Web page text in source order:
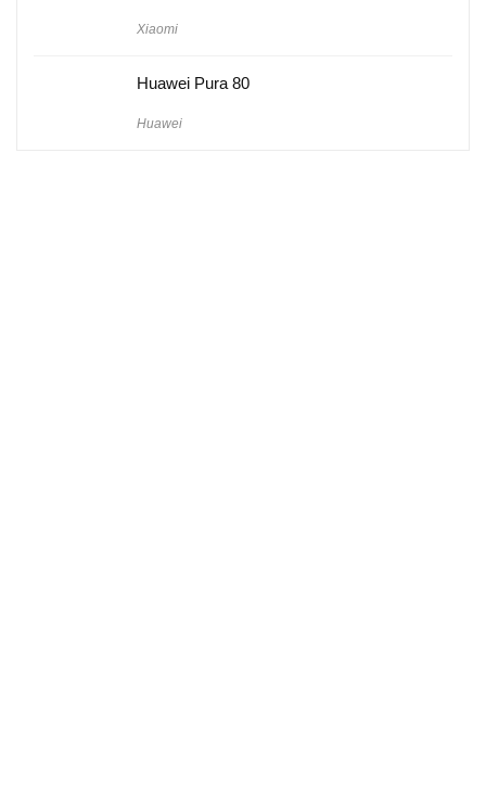
Xiaomi
Huawei Pura 80
Huawei